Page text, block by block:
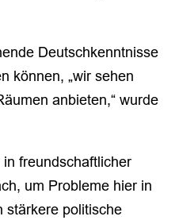
Deutschkenntnisse
können, „wir sehen
anbieten,“ wurde
freundschaftlicher
um Probleme hier in
stärkere politische